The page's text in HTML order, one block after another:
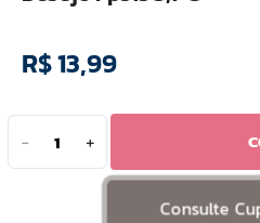
R$13,99
＋
－
Consulte
7º
creme
10º hidratante